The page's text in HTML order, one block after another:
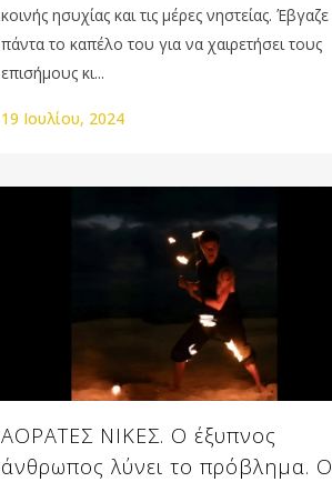
κοινής ησυχίας και τις μέρες νηστείας. Έβγαζε
πάντα το καπέλο του για να χαιρετήσει τους
επισήμους κι...
19 Ιουλίου, 2024
ΑΟΡΑΤΕΣ ΝΙΚΕΣ. Ο έξυπνος
άνθρωπος λύνει το πρόβλημα. Ο